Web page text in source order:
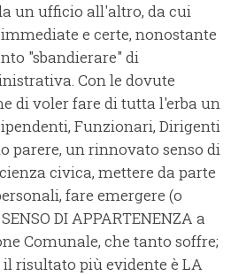
un ufficio all'altro, da cui
e certe, nonostante
"sbandierare" di
Con le dovute
di voler fare di tutta l'erba un
Funzionari, Dirigenti
parere, un rinnovato senso di
civica, mettere da parte
fare emergere (o
DI APPARTENENZA a
Comunale, che tanto soffre;
risultato più evidente è LA